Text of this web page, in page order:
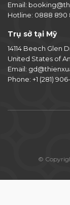
Email:
Hotline: 0888 890
Trụ sở tại Mỹ
14114 Beech Glen
United States of
Email:
Phone: +1 (281)
©